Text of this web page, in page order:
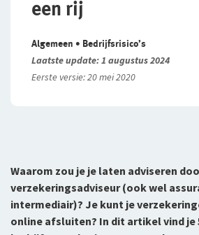
Zakelijke personenautoverzekering
ZW-eigenrisicoverzekering
WIA Verzekering (WIA 0-tot-100
Vind een adviseur bij jou in de buurt
jou
Klachtenregeling
Wie wij zijn
Onze organisatie
Onze cijfers
Samenwerking met adviseurs
Werken bij De Goudse
een rij
Algemeen • Bedrijfsrisico’s
Laatste update: 1 augustus 2024
Eerste versie: 20 mei 2020
Waarom zou je je laten adviseren
verzekeringsadviseur (ook wel
intermediair)? Je kunt je
online afsluiten? In dit artikel vind je